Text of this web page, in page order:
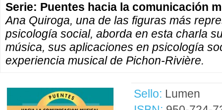
Serie: Puentes hacia la comunicación
Ana Quiroga, una de las figuras más
psicología social, aborda en esta charla
música, sus aplicaciones en psicología
experiencia musical de Pichon-Rivière.
Sello: Lumen